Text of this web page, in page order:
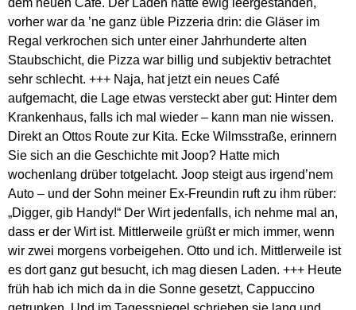
vorher war da ’ne ganz üble Pizzeria drin: die Gläser im
Regal verkrochen sich unter einer Jahrhunderte alten
Staubschicht, die Pizza war billig und subjektiv betrachtet
sehr schlecht. +++ Naja, hat jetzt ein neues Café
aufgemacht, die Lage etwas versteckt aber gut: Hinter dem
Krankenhaus, falls ich mal wieder – kann man nie wissen.
Direkt an Ottos Route zur Kita. Ecke Wilmsstraße, erinnern
Sie sich an die Geschichte mit Joop? Hatte mich
wochenlang drüber totgelacht. Joop steigt aus irgend’nem
Auto – und der Sohn meiner Ex-Freundin ruft zu ihm rüber:
„Digger, gib Handy!“ Der Wirt jedenfalls, ich nehme mal an,
dass er der Wirt ist. Mittlerweile grüßt er mich immer, wenn
wir zwei morgens vorbeigehen. Otto und ich. Mittlerweile ist
es dort ganz gut besucht, ich mag diesen Laden. +++ Heute
früh hab ich mich da in die Sonne gesetzt, Cappuccino